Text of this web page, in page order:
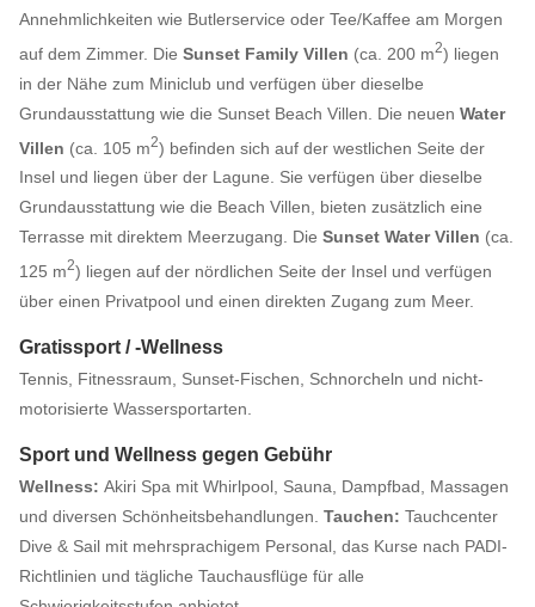
Annehmlichkeiten wie Butlerservice oder Tee/Kaffee am Morgen
auf dem Zimmer. Die Sunset Family Villen (ca. 200 m2) liegen
in der Nähe zum Miniclub und verfügen über dieselbe
Grundausstattung wie die Sunset Beach Villen. Die neuen Water
Villen (ca. 105 m2) befinden sich auf der westlichen Seite der
Insel und liegen über der Lagune. Sie verfügen über dieselbe
Grundausstattung wie die Beach Villen, bieten zusätzlich eine
Terrasse mit direktem Meerzugang. Die Sunset Water Villen (ca.
125 m2) liegen auf der nördlichen Seite der Insel und verfügen
über einen Privatpool und einen direkten Zugang zum Meer.
Gratissport / -Wellness
Tennis, Fitnessraum, Sunset-Fischen, Schnorcheln und nicht-
motorisierte Wassersportarten.
Sport und Wellness gegen Gebühr
Wellness: Akiri Spa mit Whirlpool, Sauna, Dampfbad, Massagen
und diversen Schönheitsbehandlungen. Tauchen: Tauchcenter
Dive & Sail mit mehrsprachigem Personal, das Kurse nach PADI-
Richtlinien und tägliche Tauchausflüge für alle